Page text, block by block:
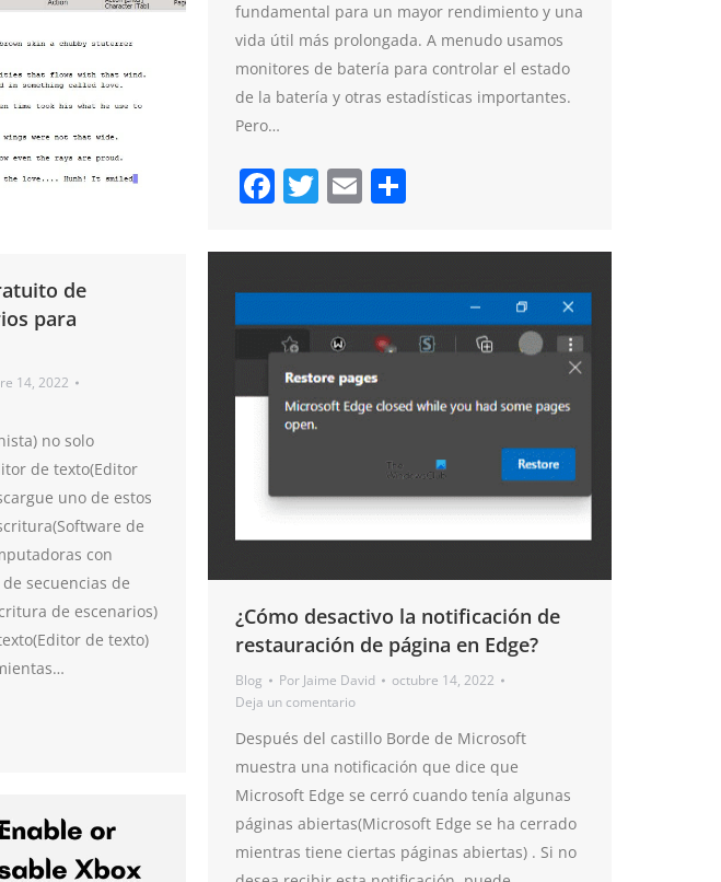
fundamental para un mayor rendimiento y una
vida útil más prolongada. A menudo usamos
monitores de batería para controlar el estado
de la batería y otras estadísticas importantes.
Pero…
Facebook
Twitter
Email
de
para
14, 2022
no solo
de texto(Editor
uno de estos
de
con
secuencias de
de escenarios)
de texto)
¿Cómo desactivo la notificación de
restauración de página en Edge?
Blog Por Jaime David
octubre 14, 2022
Deja un comentario
Después del castillo Borde de Microsoft
muestra una notificación que dice que
Microsoft Edge se cerró cuando tenía algunas
páginas abiertas(Microsoft Edge se ha cerrado
mientras tiene ciertas páginas abiertas) . Si no